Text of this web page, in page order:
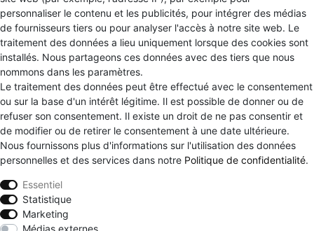
FAQ
Impressum Politique de confidentialité
Conditions générales
personnaliser le contenu et les publicités, pour intégrer des médias
de fournisseurs tiers ou pour analyser l'accès à notre site web. Le
traitement des données a lieu uniquement lorsque des cookies sont
installés. Nous partageons ces données avec des tiers que nous
nommons dans les paramètres.
Le traitement des données peut être effectué avec le consentement
ou sur la base d'un intérêt légitime. Il est possible de donner ou de
refuser son consentement. Il existe un droit de ne pas consentir et
de modifier ou de retirer le consentement à une date ultérieure.
Nous fournissons plus d'informations sur l'utilisation des données
personnelles et des services dans notre Politique de confidentialité.
Essentiel
Statistique
Marketing
Médias externes